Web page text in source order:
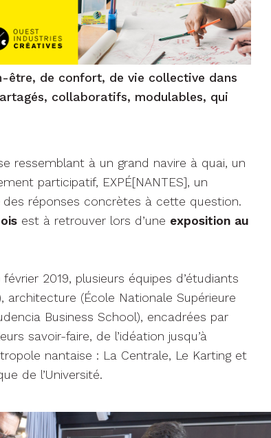
être, de confort, de vie collective dans
collaboratifs, modulables, qui
ressemblant à un grand navire à quai, un
participatif, EXPÉ[NANTES], un
réponses concrètes à cette question.
est à retrouver lors d’une exposition au
2019, plusieurs équipes d’étudiants
architecture (École Nationale Supérieure
Business School), encadrées par
savoir-faire, de l’idéation jusqu’à
nantaise : La Centrale, Le Karting et
de l’Université.